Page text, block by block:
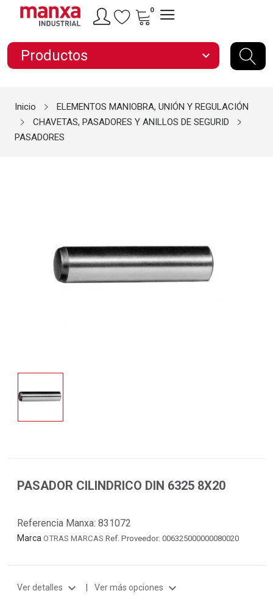
0
Productos expand_more
Inicio
ELEMENTOS MANIOBRA, UNIÓN Y REGULACIÓN
CHAVETAS, PASADORES Y ANILLOS DE SEGURID
PASADORES
PASADOR CILINDRICO DIN 6325 8X20
Referencia Manxa: 831072
Marca OTRAS MARCAS Ref. Proveedor: 006325000000080020
Ver detalles expand_more | Ver más opciones expand_more